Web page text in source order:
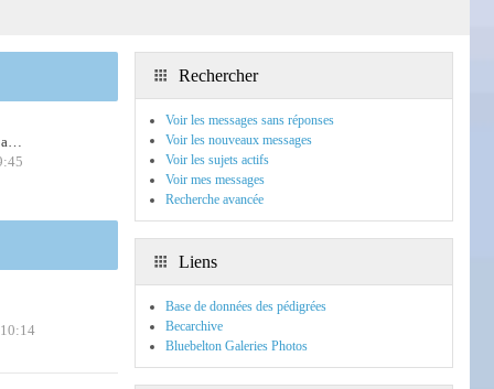
a…
Rechercher
Voir les messages sans réponses
Voir les nouveaux messages
Voir les sujets actifs
Voir mes messages
Recherche avancée
Liens
Base de données des pédigrées
Becarchive
Bluebelton Galeries Photos